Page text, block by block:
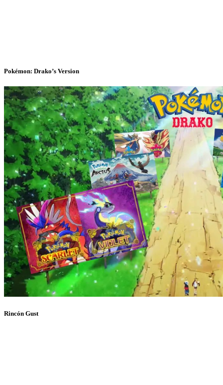
Pokémon: Drako’s Version
Rincón Gust